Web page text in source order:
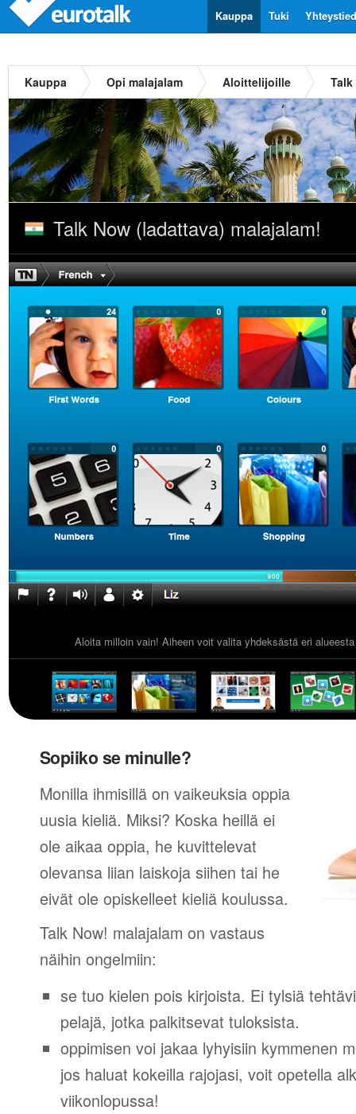
Tuki
Kauppa
Kauppa Opi malajalam Aloittelijoille
Talk Now (ladattava) malajalam!
Aloita milloin vain! Aiheen voit valita yhdeksästä eri
Sopiiko se minulle?
Monilla ihmisillä on vaikeuksia oppia
uusia kieliä. Miksi? Koska heillä ei
ole aikaa oppia, he kuvittelevat
olevansa liian laiskoja siihen tai he
eivät ole opiskelleet kieliä koulussa.
Talk Now! malajalam on vastaus
näihin ongelmiin:
se tuo kielen pois kirjoista. Ei tylsiä
pelajä, jotka palkitsevat tuloksista.
oppimisen voi jakaa lyhyisiin kymmenen
jos haluat kokeilla rajojasi, voit opetella
viikonlopussa!